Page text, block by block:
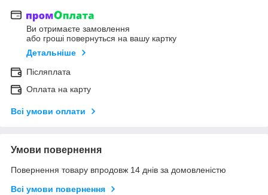
Ви отримаєте замовлення
або гроші повернуться на вашу картку
Детальніше
Післяплата
Оплата на карту
Всі умови оплати
Умови повернення
Повернення товару впродовж 14 днів за домовленістю
Всі умови повернення